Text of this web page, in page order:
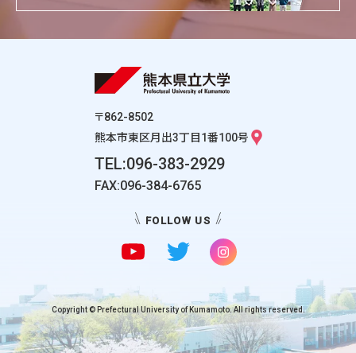
〒862-8502
熊本市東区月出3丁目1番100号
TEL:096-383-2929
FAX:096-384-6765
FOLLOW US
Copyright © Prefectural University of Kumamoto. All rights reserved.